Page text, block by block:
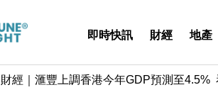
即時快訊 財經 地產
財經｜滙豐上調香港今年GDP預測至4.5%